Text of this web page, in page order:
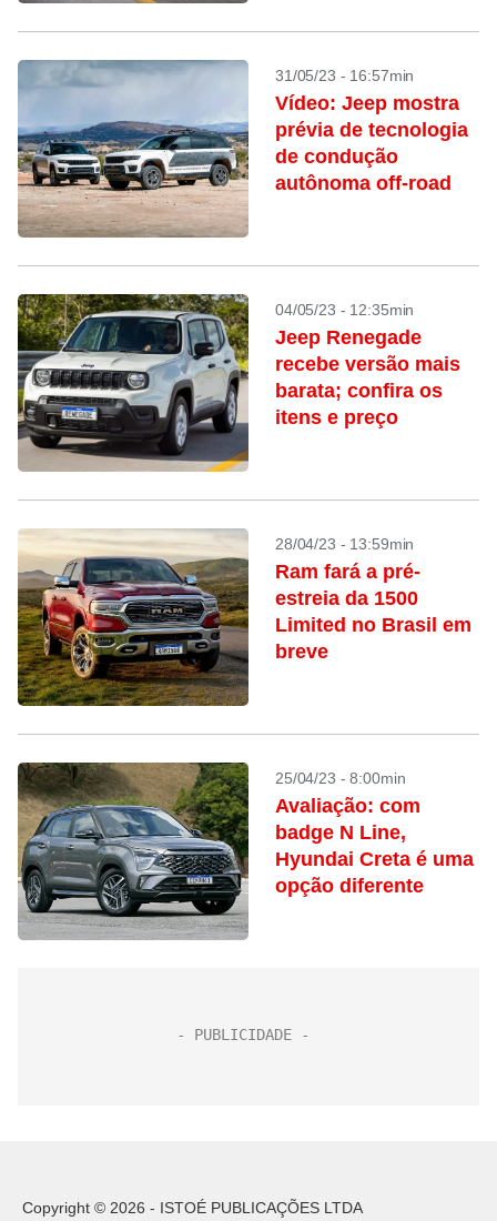
31/05/23 - 16:57min
Vídeo: Jeep mostra
prévia de tecnologia
de condução
autônoma off-road
04/05/23 - 12:35min
Jeep Renegade
recebe versão mais
barata; confira os
itens e preço
28/04/23 - 13:59min
Ram fará a pré-
estreia da 1500
Limited no Brasil em
breve
25/04/23 - 8:00min
Avaliação: com
badge N Line,
Hyundai Creta é uma
opção diferente
Copyright © 2026 - ISTOÉ PUBLICAÇÕES LTDA